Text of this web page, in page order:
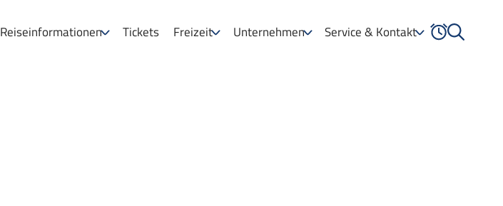
Reiseinformationen Tickets Freizeit Unternehmen Service & Kontakt